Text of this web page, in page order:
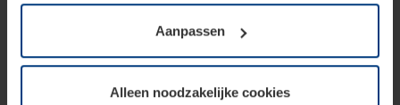
van deze pagina's absoluut vereist is. Voor alle andere
soorten cookies is uw toestemming benodigd. Uw
toestemming kunt u op elk moment bij de uitleg van de
wijzigen of herroepen.
Aanpassen
Alleen noodzakelijke cookies